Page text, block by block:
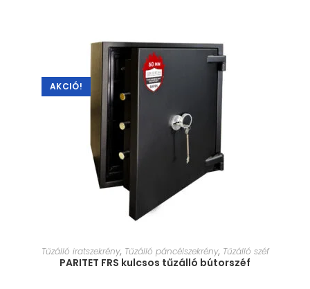
AKCIÓ!
MÉRET VÁLASZTÁSA
Tűzálló iratszekrény, Tűzálló páncélszekrény, Tűzálló széf
PARITET FRS kulcsos tűzálló bútorszéf